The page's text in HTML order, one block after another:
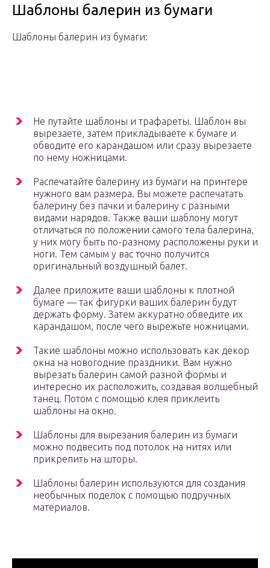
Шаблоны балерин из бумаги
Шаблоны балерин из бумаги:
Не путайте шаблоны и трафареты. Шаблон вы
вырезаете, затем прикладываете к бумаге и
обводите его карандашом или сразу вырезаете
по нему ножницами.
Распечатайте балерину из бумаги на принтере
нужного вам размера. Вы можете распечатать
балерину без пачки и балерину с разными
видами нарядов. Также ваши шаблону могут
отличаться по положении самого тела балерина,
у них могу быть по-разному расположены руки и
ноги. Тем самым у вас точно получится
оригинальный воздушный балет.
Далее приложите ваши шаблоны к плотной
бумаге — так фигурки ваших балерин будут
держать форму. Затем аккуратно обведите их
карандашом, после чего вырежьте ножницами.
Такие шаблоны можно использовать как декор
окна на новогодние праздники. Вам нужно
вырезать балерин самой разной формы и
интересно их расположить, создавая волшебный
танец. Потом с помощью клея приклеить
шаблоны на окно.
Шаблоны для вырезания балерин из бумаги
можно подвесить под потолок на нитях или
прикрепить на шторы.
Шаблоны балерин используются для создания
необычных поделок с помощью подручных
материалов.